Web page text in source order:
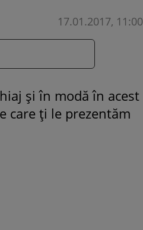
17.01.2017, 11:00
și în modă în acest
care ți le prezentăm